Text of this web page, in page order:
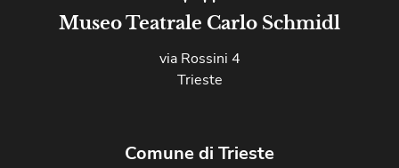
Museo Teatrale Carlo Schmidl
via Rossini 4
Trieste
Comune di Trieste